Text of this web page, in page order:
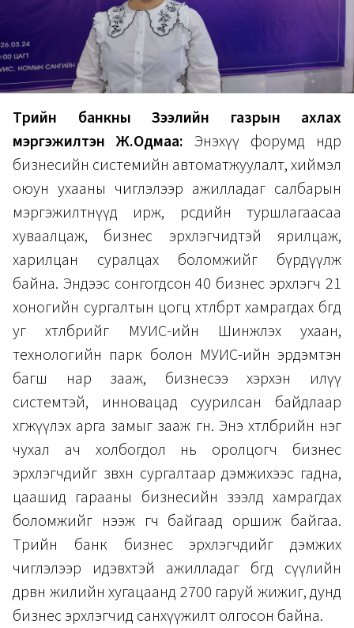
Төрийн банкны Зээлийн газрын ахлах
мэргэжилтэн Ж.Одмаа: Энэхүү форумд өнөөдөр
бизнесийн системийн автоматжуулалт, хиймэл
оюун ухааны чиглэлээр ажилладаг салбарын
мэргэжилтнүүд ирж, өөрсдийн туршлагаасаа
хуваалцаж, бизнес эрхлэгчидтэй ярилцаж,
харилцан суралцах боломжийг бүрдүүлж
байна. Эндээс сонгогдсон 40 бизнес эрхлэгч 21
хоногийн сургалтын цогц хөтөлбөрт хамрагдах бөгөөд
уг хөтөлбөрийг МУИС-ийн Шинжлэх ухаан,
технологийн парк болон МУИС-ийн эрдэмтэн
багш нар зааж, бизнесээ хэрхэн илүү
системтэй, инновацад суурилсан байдлаар
хөгжүүлэх арга замыг зааж өгнө. Энэ хөтөлбөрийн нэг
чухал ач холбогдол нь оролцогч бизнес
эрхлэгчдийг зөвхөн сургалтаар дэмжихээс гадна,
цаашид гарааны бизнесийн зээлд хамрагдах
боломжийг нээж өгч байгаад оршиж байгаа.
Төрийн банк бизнес эрхлэгчдийг дэмжих
чиглэлээр идэвхтэй ажилладаг бөгөөд сүүлийн
дөрвөн жилийн хугацаанд 2700 гаруй жижиг, дунд
бизнес эрхлэгчид санхүүжилт олгосон байна.